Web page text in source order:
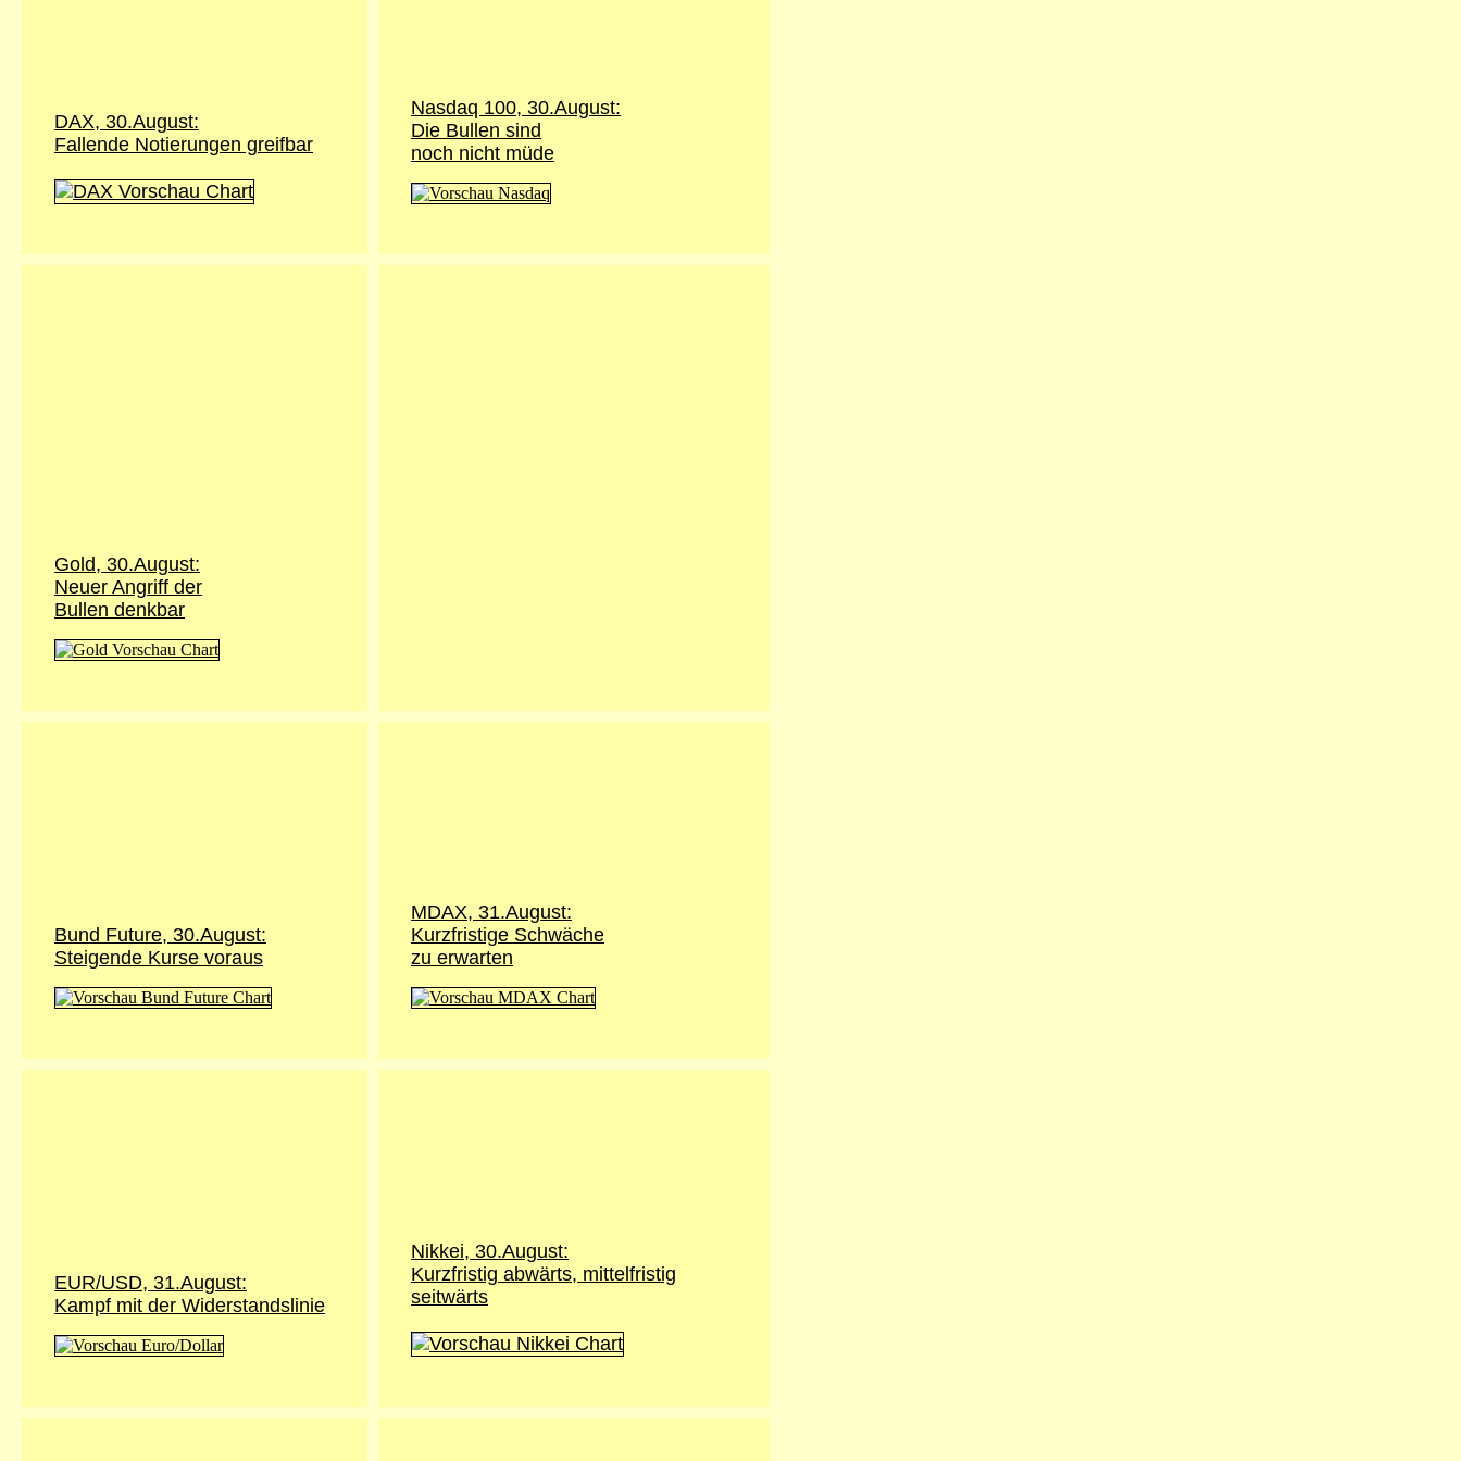
DAX, 30.August:
Fallende Notierungen greifbar
Nasdaq 100, 30.August:
Die Bullen sind
noch nicht müde
Gold, 30.August:
Neuer Angriff der
Bullen denkbar
Bund Future, 30.August:
Steigende Kurse voraus
MDAX, 31.August:
Kurzfristige Schwäche
zu erwarten
EUR/USD, 31.August:
Kampf mit der Widerstandslinie
Nikkei, 30.August:
Kurzfristig abwärts, mittelfristig
seitwärts